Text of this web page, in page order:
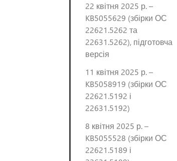
22 квітня 2025 р. –
KB5055629 (збірки ОС
22621.5262 та
22631.5262), підготовча
версія
11 квітня 2025 р. –
KB5058919 (збірки ОС
22621.5192 і
22631.5192)
8 квітня 2025 р. –
KB5055528 (збірки ОС
22621.5189 і